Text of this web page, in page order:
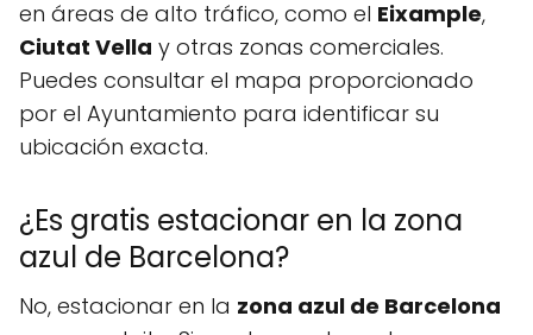
en áreas de alto tráfico, como el Eixample,
Ciutat Vella y otras zonas comerciales.
Puedes consultar el mapa proporcionado
por el Ayuntamiento para identificar su
ubicación exacta.
¿Es gratis estacionar en la zona
azul de Barcelona?
No, estacionar en la zona azul de Barcelona